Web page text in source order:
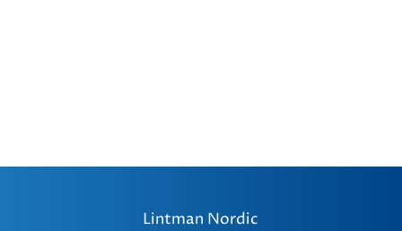
Lintman Nordic